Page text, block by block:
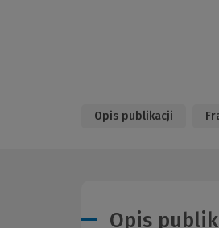
Opis publikacji
Opis